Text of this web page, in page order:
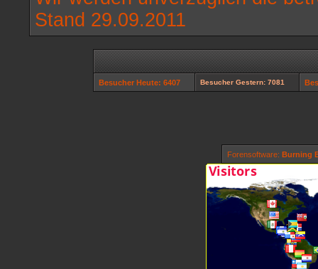
Stand 29.09.2011
Besucher Heute: 6407 Besucher Gestern: 7081
Forensoftware: Burning